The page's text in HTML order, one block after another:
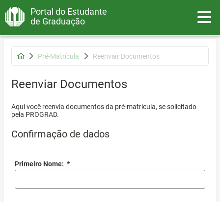
Portal do Estudante
de Graduação
Pré-Matrícula Reenviar Documentos
Reenviar Documentos
Aqui você reenvia documentos da pré-matrícula, se solicitado
pela PROGRAD.
Confirmação de dados
Primeiro Nome: *